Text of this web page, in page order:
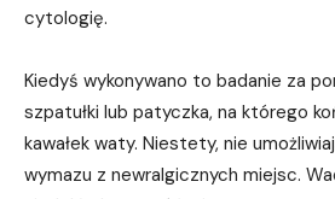
cytologię.
Kiedyś wykonywano to badanie za
szpatułki lub patyczka, na którego
kawałek waty. Niestety, nie
wymazu z newralgicznych miejsc.